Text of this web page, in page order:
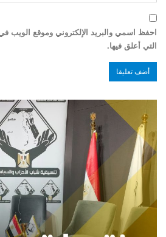
احفظ اسمي والبريد الإلكتروني وموقع الويب
التي أعلق فيها.